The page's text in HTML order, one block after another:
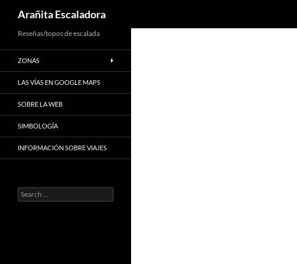
to
content
Arañita Escaladora
Reseñas/topos de escalada
ZONAS
LAS VÍAS EN GOOGLE MAPS
SOBRE LA WEB
SIMBOLOGÍA
INFORMACIÓN SOBRE VIAJES
Search
for: